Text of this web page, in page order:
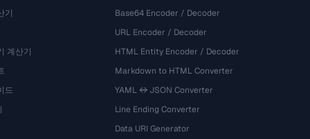
기
계산기
드
Base64 Encoder / Decoder
URL Encoder / Decoder
HTML Entity Encoder / Decoder
Markdown to HTML Converter
YAML ↔ JSON Converter
Line Ending Converter
Data URI Generator